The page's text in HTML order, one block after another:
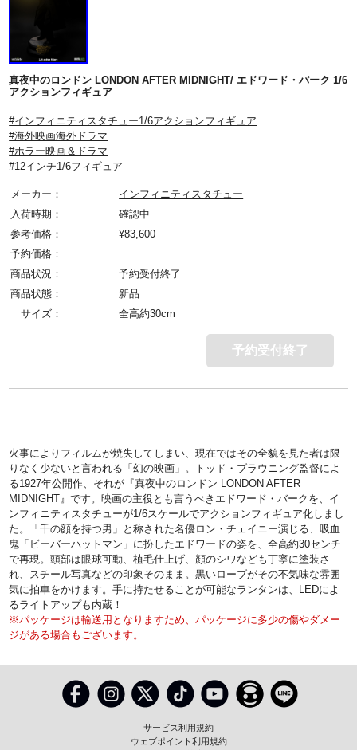
真夜中のロンドン LONDON AFTER MIDNIGHT/ エドワード・バーク 1/6
アクションフィギュア
#インフィニティスタチュー1/6アクションフィギュア
#海外映画海外ドラマ
#ホラー映画＆ドラマ
#12インチ1/6フィギュア
メーカー：
インフィニティスタチュー
入荷時期：
確認中
参考価格：
¥83,600
予約価格：
商品状況：
予約受付終了
商品状態：
新品
サイズ：
全高約30cm
予約受付終了
火事によりフィルムが焼失してしまい、現在ではその全貌を見た者は限
りなく少ないと言われる「幻の映画」。トッド・ブラウニング監督によ
る1927年公開作、それが『真夜中のロンドン LONDON AFTER
MIDNIGHT』です。映画の主役とも言うべきエドワード・バークを、イ
ンフィニティスタチューが1/6スケールでアクションフィギュア化しまし
た。「千の顔を持つ男」と称された名優ロン・チェイニー演じる、吸血
鬼「ビーバーハットマン」に扮したエドワードの姿を、全高約30センチ
で再現。頭部は眼球可動、植毛仕上げ、顔のシワなども丁寧に塗装さ
れ、スチール写真などの印象そのまま。黒いローブがその不気味な雰囲
気に拍車をかけます。手に持たせることが可能なランタンは、LEDによ
るライトアップも内蔵！
※パッケージは輸送用となりますため、パッケージに多少の傷やダメー
ジがある場合もございます。
サービス利用規約
ウェブポイント利用規約